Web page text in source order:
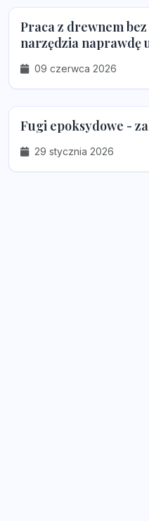
Praca z drewnem
narzędzia naprawdę
09 czerwca 2026
Fugi epoksydowe -
29 stycznia 2026